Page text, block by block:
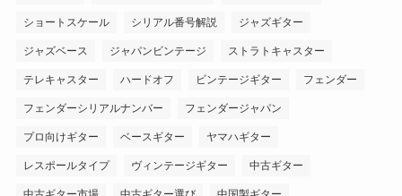
ショートスケール シリアル番号解説 ジャズギター
ジャズベース ジャパンビンテージ ストラトキャスター
テレキャスター ハードオフ ビンテージギター フェンダー
フェンダーシリアルナンバー フェンダージャパン
プロ向けギター ベースギター ヤマハギター
レスポールタイプ ヴィンテージギター 中古ギター